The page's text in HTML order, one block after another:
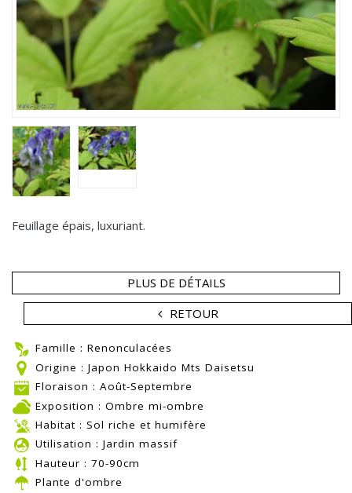
Feuillage épais, luxuriant.
PLUS DE DÉTAILS
RETOUR
Famille : Renonculacées
Origine : Japon Hokkaido Mts Daisetsu
Floraison : Août-Septembre
Exposition : Ombre mi-ombre
Habitat : Sol riche et humifère
Utilisation : Jardin massif
Hauteur : 70-90cm
Plante d'ombre